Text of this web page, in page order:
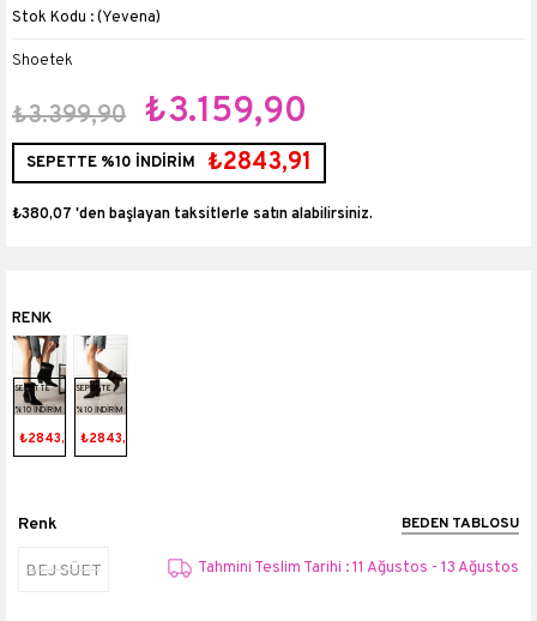
(Yevena)
Shoetek
₺3.399,90 ₺3.159,90
SEPETTE %10 İNDİRİM ₺2843,91
₺380,07 'den başlayan taksitlerle
SEPETTE
%10 İNDİRİM
₺2843,91
SEPETTE
%10 İNDİRİM
₺2843,91
Renk BEDEN TABLOSU
BEJ SÜET Tahmini Teslim Tarihi : 11 Ağustos - 13 Ağustos